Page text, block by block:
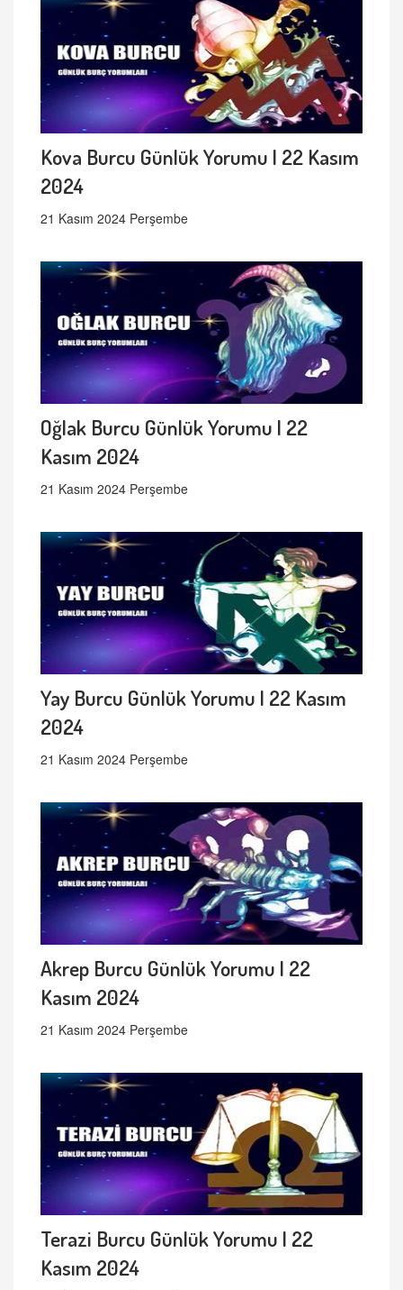
Kova Burcu Günlük Yorumu | 22 Kasım
2024
21 Kasım 2024 Perşembe
Oğlak Burcu Günlük Yorumu | 22
Kasım 2024
21 Kasım 2024 Perşembe
Yay Burcu Günlük Yorumu | 22 Kasım
2024
21 Kasım 2024 Perşembe
Akrep Burcu Günlük Yorumu | 22
Kasım 2024
21 Kasım 2024 Perşembe
Terazi Burcu Günlük Yorumu | 22
Kasım 2024